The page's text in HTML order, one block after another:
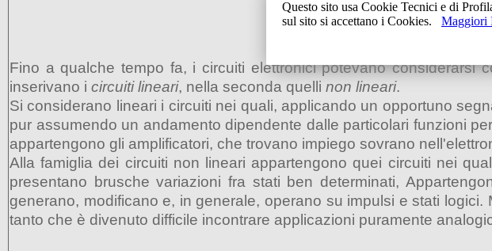
Fino a qualche tempo fa, i circuiti elettronici potevano considerarsi
inserivano i circuiti lineari, nella seconda quelli non lineari.
Si considerano lineari i circuiti nei quali, applicando un opportuno
pur assumendo un andamento dipendente dalle particolari funzioni
appartengono gli amplificatori, che trovano impiego sovrano
Alla famiglia dei circuiti non lineari appartengono quei circuiti nei
presentano brusche variazioni fra stati ben determinati,
generano, modificano e, in generale, operano su impulsi e stati
tanto che è divenuto difficile incontrare applicazioni puramente
Questo sito usa Cookie Tecnici e di
sul sito si accettano i Cookies.
Maggiori